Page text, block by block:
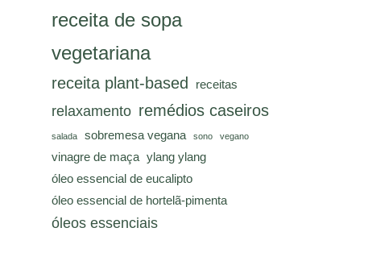
receita de sopa
vegetariana
receita plant-based receitas
relaxamento remédios caseiros
salada sobremesa vegana sono vegano
vinagre de maça ylang ylang
óleo essencial de eucalipto
óleo essencial de hortelã-pimenta
óleos essenciais